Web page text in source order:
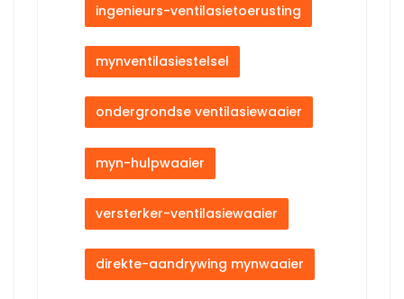
ingenieurs-ventilasietoerusting
mynventilasiestelsel
ondergrondse ventilasiewaaier
myn-hulpwaaier
versterker-ventilasiewaaier
direkte-aandrywing mynwaaier